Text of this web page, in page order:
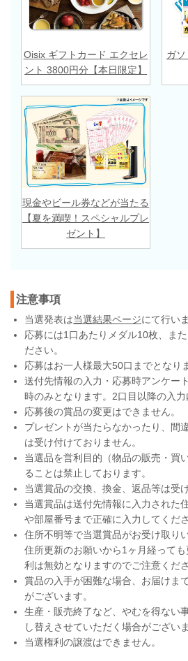
Oisix ギフトカード エクセレ
ント 3800円分【本日限定】
ガ
現金やビール券などが当たる
【夏を満喫！スペシャルプレ
ゼント】
注意事項
当選発表は当選結果ページにて行い
応募には1口あたりメダル10枚、ま
ださい。
応募はお一人様最大50口までとなり
送付先情報の入力・応募時アンケー
時のみとなります。2口目以降の入力
応募後の賞品の変更はできません。
プレゼントが当たらなかったり、間
は受け付けておりません。
当選品を営利目的（物品の販売・買
ることは禁止しております。
当選賞品の交換、換金、返品等は受
当選賞品は送付先情報に入力された
や部屋番号まで正確に入力してくださ
住所不明等で当選賞品がお受け取り
住所更新のお願いから1ヶ月経って
利は無効となりますのでご注意くださ
賞品の入手が困難な場合、お届けま
がございます。
生産・販売終了など、やむを得ない
し替えさせていただく場合がございま
当選権利の譲渡はできません。